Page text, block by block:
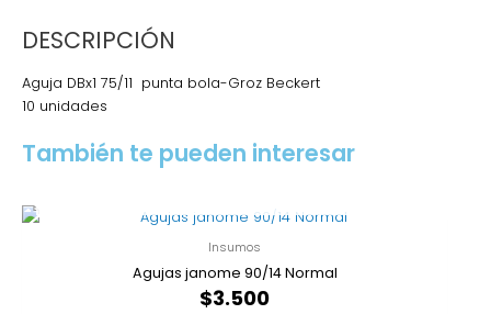
DESCRIPCIÓN
Aguja DBx1 75/11 punta bola-Groz Beckert
10 unidades
También te pueden interesar
Insumos
Agujas janome 90/14 Normal
$3.500